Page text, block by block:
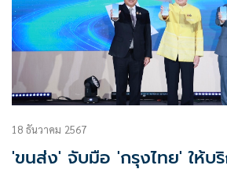
18 ธันวาคม 2567
'ขนส่ง' จับมือ 'กรุงไทย' ให้บริ